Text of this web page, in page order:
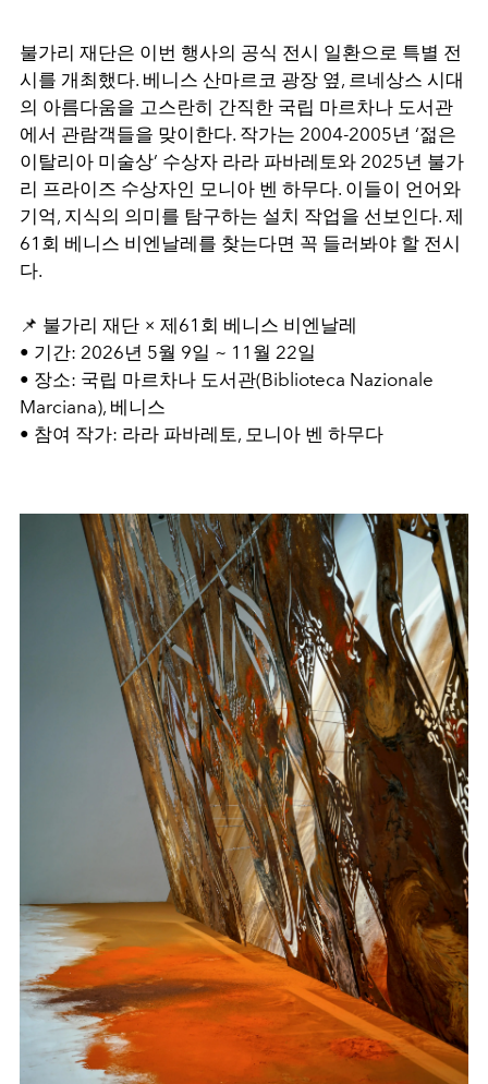
불가리 재단은 이번 행사의 공식 전시 일환으로 특별 전
시를 개최했다. 베니스 산마르코 광장 옆, 르네상스 시대
의 아름다움을 고스란히 간직한 국립 마르차나 도서관
에서 관람객들을 맞이한다. 작가는 2004-2005년 ‘젊은
이탈리아 미술상’ 수상자 라라 파바레토와 2025년 불가
리 프라이즈 수상자인 모니아 벤 하무다. 이들이 언어와
기억, 지식의 의미를 탐구하는 설치 작업을 선보인다. 제
61회 베니스 비엔날레를 찾는다면 꼭 들러봐야 할 전시
다.
📌 불가리 재단 × 제61회 베니스 비엔날레
• 기간: 2026년 5월 9일 ~ 11월 22일
• 장소: 국립 마르차나 도서관(Biblioteca Nazionale
Marciana), 베니스
• 참여 작가: 라라 파바레토, 모니아 벤 하무다